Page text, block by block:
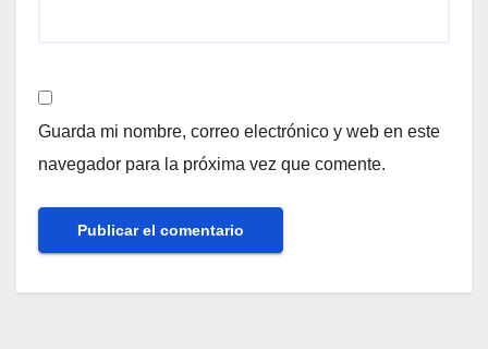
Guarda mi nombre, correo electrónico y web en este
navegador para la próxima vez que comente.